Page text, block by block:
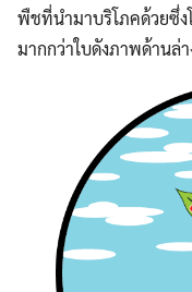
พืชที่นำมาบริโภคด้วยซึ่ง
มากกว่าใบดังภาพด้านล่า